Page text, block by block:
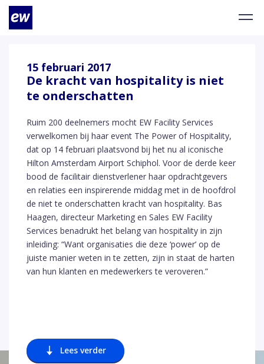
15 februari 2017
De kracht van hospitality is niet
te onderschatten
Ruim 200 deelnemers mocht EW Facility Services
verwelkomen bij haar event The Power of Hospitality,
dat op 14 februari plaatsvond bij het nu al iconische
Hilton Amsterdam Airport Schiphol. Voor de derde keer
bood de facilitair dienstverlener haar opdrachtgevers
en relaties een inspirerende middag met in de hoofdrol
de niet te onderschatten kracht van hospitality. Bas
Haagen, directeur Marketing en Sales EW Facility
Services benadrukt het belang van hospitality in zijn
inleiding: “Want organisaties die deze ‘power’ op de
juiste manier weten in te zetten, zijn in staat de harten
van hun klanten en medewerkers te veroveren.”
Lees verder